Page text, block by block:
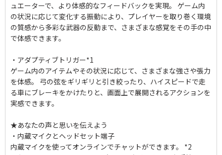
ュエーターで、より体感的なフィードバックを実現。 ゲーム内
の状況に応じて変化する振動により、プレイヤーを取り巻く環境
の質感から多彩な武器の反動まで、さまざまな感覚をその手の中
で体感できます。
・アダプティブトリガー*1
ゲーム内のアイテムやその状況に応じて、さまざまな強さや張力
を体感。 弓の弦をギリギリと引き絞ったり、ハイスピードで走
る車にブレーキをかけたりと、画面上で展開されるアクションを
実感できます。
★あなたの声と思いを伝えよう
・内蔵マイクとヘッドセット端子
内蔵マイクを使ってオンラインでチャットができます。 *2